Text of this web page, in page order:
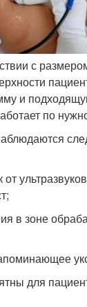
с
и
по
в зоне
для